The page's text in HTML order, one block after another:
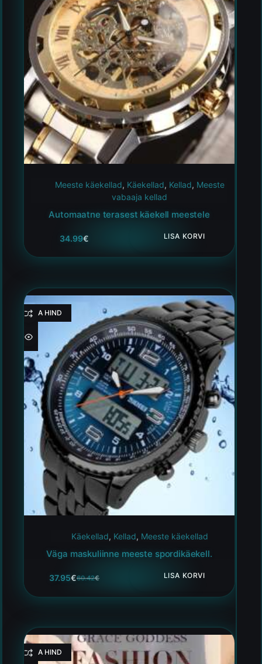
Meeste käekellad, Käekellad, Kellad, Meeste
vabaaja kellad
Automaatne terasest käekell meestele
34.99€ LISA KORVI
HEA HIND
Käekellad, Kellad, Meeste käekellad
Väga maskuliinne meeste spordikäekell.
60.42€
37.95€ LISA KORVI
HEA HIND